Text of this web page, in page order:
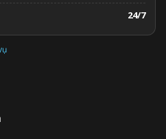
24/7